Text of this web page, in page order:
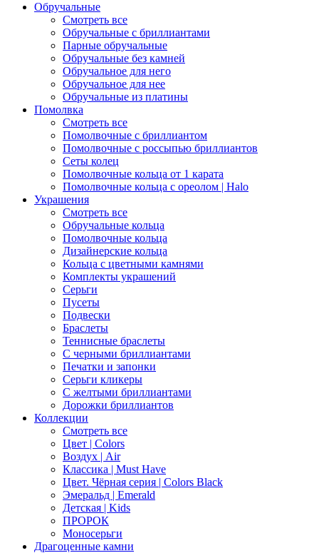
Обручальные
Смотреть все
Обручальные с бриллиантами
Парные обручальные
Обручальные без камней
Обручальное для него
Обручальное для нее
Обручальные из платины
Помолвка
Смотреть все
Помолвочные с бриллиантом
Помолвочные с россыпью бриллиантов
Сеты колец
Помолвочные кольца от 1 карата
Помолвочные кольца с ореолом | Halo
Украшения
Смотреть все
Обручальные кольца
Помолвочные кольца
Дизайнерские кольца
Кольца с цветными камнями
Комплекты украшений
Серьги
Пусеты
Подвески
Браслеты
Теннисные браслеты
C черными бриллиантами
Печатки и запонки
Серьги кликеры
С желтыми бриллиантами
Дорожки бриллиантов
Коллекции
Смотреть все
Цвет | Colors
Воздух | Air
Классика | Must Have
Цвет. Чёрная серия | Colors Black
Эмеральд | Emerald
Детская | Kids
ПРОРОК
Моносерьги
Драгоценные камни